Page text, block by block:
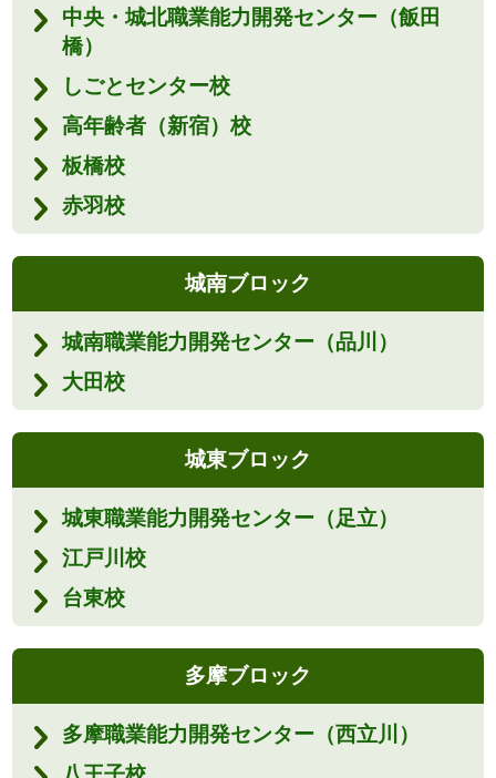
中央・城北職業能力開発センター（飯田
橋）
しごとセンター校
高年齢者（新宿）校
板橋校
赤羽校
城南ブロック
城南職業能力開発センター（品川）
大田校
城東ブロック
城東職業能力開発センター（足立）
江戸川校
台東校
多摩ブロック
多摩職業能力開発センター（西立川）